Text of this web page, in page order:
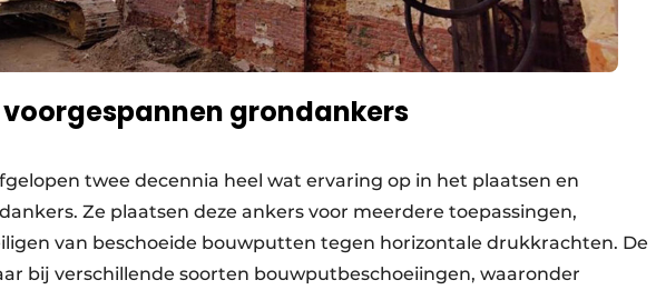
grondankers
twee decennia heel wat ervaring op in het plaatsen en
Ze plaatsen deze ankers voor meerdere toepassingen,
van beschoeide bouwputten tegen horizontale drukkrachten. De
bij verschillende soorten bouwputbeschoeiingen, waaronder